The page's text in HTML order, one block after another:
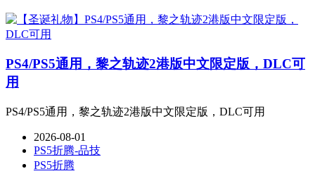
PS4/PS5通用，黎之轨迹2港版中文限定版，DLC可
用
PS4/PS5通用，黎之轨迹2港版中文限定版，DLC可用
2026-08-01
PS5折腾-品技
PS5折腾